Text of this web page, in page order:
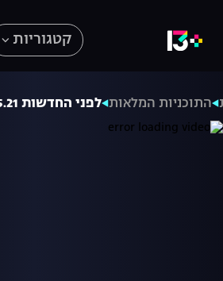
קטגוריות
התוכניות המלאות לפני החדשות 04.05.21 - התכנית המלאה